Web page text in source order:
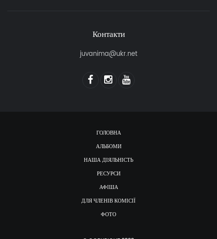
Контакти
juvanima@ukr.net
ГОЛОВНА
АЛЬБОМИ
НАША ДІЯЛЬНІСТЬ
РЕСУРСИ
АФІША
ДЛЯ ЧЛЕНІВ КОМІСІЇ
ФОТО